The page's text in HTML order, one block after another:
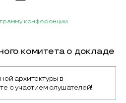
конференции
комитета о докладе
архитектуры в
с участием слушателей!